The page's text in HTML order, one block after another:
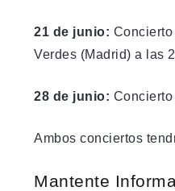
21 de junio: Concierto
Verdes (Madrid) a las
28 de junio:
Ambos conciertos
Mantente